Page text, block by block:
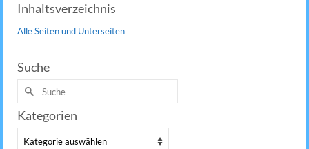
Inhaltsverzeichnis
Alle Seiten und Unterseiten
Suche
Suche
nach:
Kategorien
Kategorien